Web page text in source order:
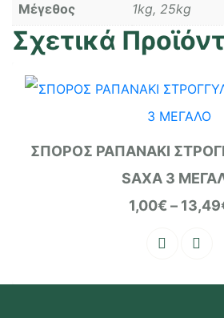
Μέγεθος 1kg, 25kg
Σχετικά
ΣΠΟΡΟΣ ΡΑΠΑΝΑΚΙ
SAXA 3
1,00€ – 13,49